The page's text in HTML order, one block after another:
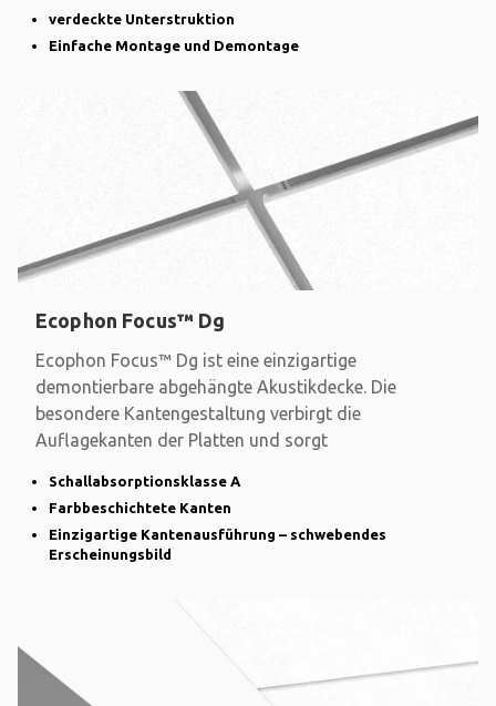
verdeckte Unterstruktion
Einfache Montage und Demontage
Ecophon Focus™ Dg
Ecophon Focus™ Dg ist eine einzigartige
demontierbare abgehängte Akustikdecke. Die
besondere Kantengestaltung verbirgt die
Auflagekanten der Platten und sorgt
Schallabsorptionsklasse A
Farbbeschichtete Kanten
Einzigartige Kantenausführung – schwebendes
Erscheinungsbild